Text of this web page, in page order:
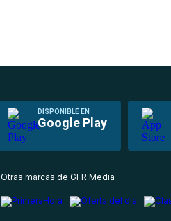
DISPONIBLE EN
Google Play
Otras marcas de GFR Media